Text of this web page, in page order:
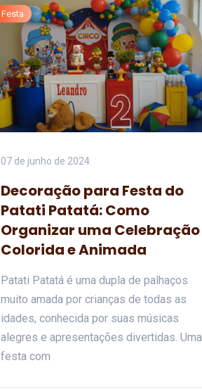
Festa
07 de junho de 2024
Decoração para Festa do
Patati Patatá: Como
Organizar uma Celebração
Colorida e Animada
Patati Patatá é uma dupla de palhaços
muito amada por crianças de todas as
idades, conhecida por suas músicas
alegres e apresentações divertidas. Uma
festa com